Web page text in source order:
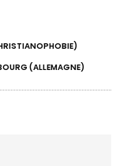
(ALLEMAGNE)